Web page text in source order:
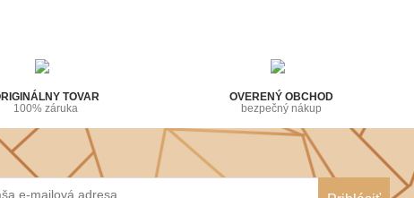
TOVAR
100% záruka
OVERENÝ OBCHOD
bezpečný nákup